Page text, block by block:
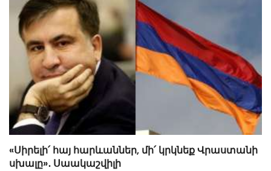
«Սիրելի՛ հայ հարևաններ, մի՛ կրկնեք Վրաստանի
սխալը»․ Սաակաշվիլի